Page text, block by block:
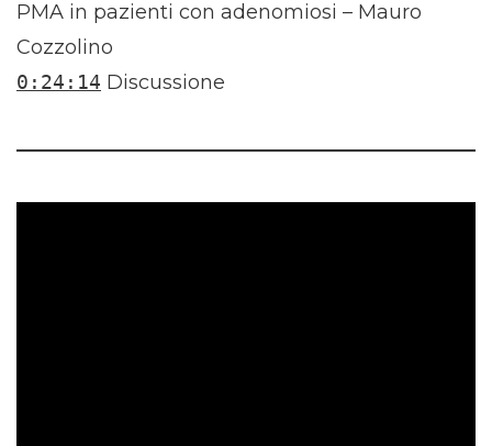
PMA in pazienti con adenomiosi – Mauro
Cozzolino
0:24:14 Discussione